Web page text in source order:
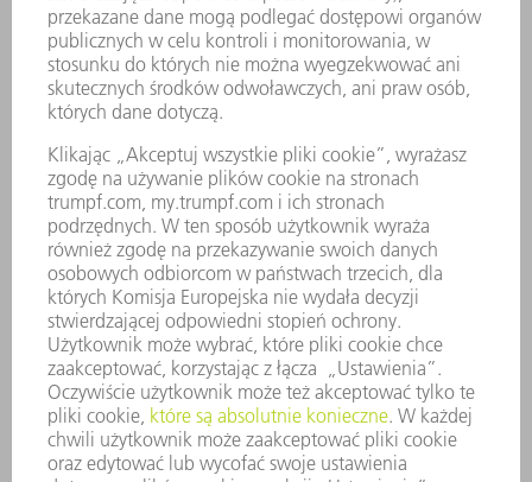
Cyfrowa logistyka hali produkcyjnej
Zawsze właściwy materiał we właściwym miejscu i na czas?
Aby tak się stało, analizujemy obecne procesy logistyczne i
identyfikujemy idealny przepływ materiałów – w tym
magazyn i bufor. Oceniamy również technologie takie jak FTS
(automatyczny system transportowy), skanery kodów QR lub
zautomatyzowane rezerwacje materiałów. Wszystko w
jednym celu: zsynchronizowany przepływ zleceń i
materiałów, który nie nadwyręża Twoich nerwów i pozwala
zaoszczędzić czas i pieniądze.